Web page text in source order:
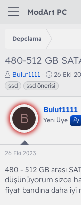
ModArt PC
Depolama
480-512 GB
K
o
n
u
y
u
b
a
ş
a
t
a
Bulut1111
B
a
ş
a
n
ç
r
h
26 Eki
ssd
ssd önerisi
B
Bulut1111
Yeni Üye
26 Eki 2023
480 - 512 GB arası
düşünüyorum sizce
fiyat bandına daha iyi